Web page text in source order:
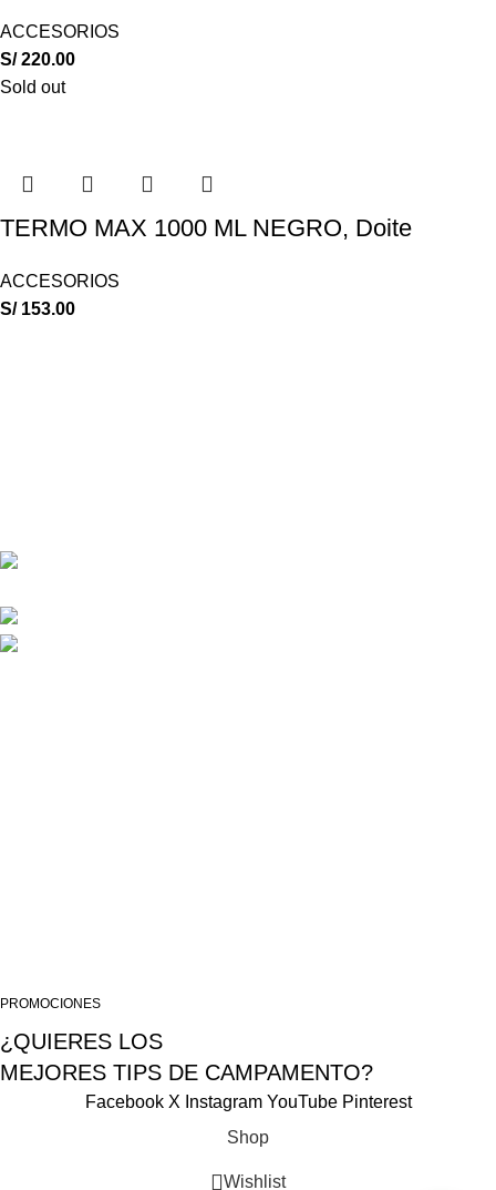
ACCESORIOS
S/220.00
Sold out
TERMO MAX 1000 ML NEGRO, Doite
ACCESORIOS
S/153.00
PROMOCIONES
¿QUIERES LOS
MEJORES TIPS DE CAMPAMENTO?
Facebook X Instagram YouTube Pinterest
Shop
Wishlist